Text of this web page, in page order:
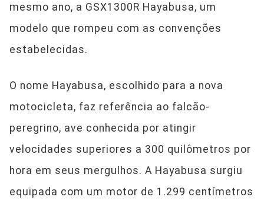
mesmo ano, a GSX1300R Hayabusa, um
modelo que rompeu com as convenções
estabelecidas.
O nome Hayabusa, escolhido para a nova
motocicleta, faz referência ao falcão-
peregrino, ave conhecida por atingir
velocidades superiores a 300 quilômetros por
hora em seus mergulhos. A Hayabusa surgiu
equipada com um motor de 1.299 centímetros